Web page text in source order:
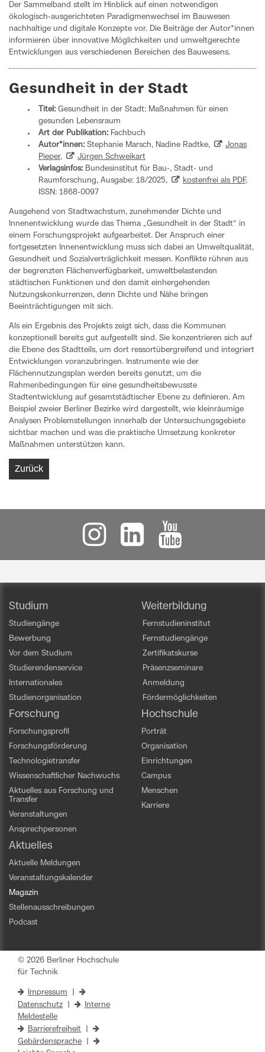
Der Sammelband stellt im Hinblick auf einen notwendigen
ökologisch-ausgerichteten Paradigmenwechsel im Bauwesen
nachhaltige und digitale Konzepte vor. Die Beiträge der Autor*innen
informieren über innovative Möglichkeiten und umweltgerechte
Entwicklungen aus verschiedenen Bereichen des Bauwesens.
Gesundheit in der Stadt
Titel: Gesundheit in der Stadt: Maßnahmen für einen
gesunden Lebensraum
Art der Publikation: Fachbuch
Autor*innen: Stephanie Marsch, Nadine Radtke,
Jonas
Pieper,
Jürgen Schweikart
Verlagsinfos: Bundesinstitut für Bau-, Stadt- und
Raumforschung, Ausgabe: 18/2025,
kostenfrei als PDF,
ISSN: 1868-0097
Ausgehend von Stadtwachstum, zunehmender Dichte und
Innenentwicklung wurde das Thema „Gesundheit in der Stadt“ in
einem Forschungsprojekt aufgearbeitet. Der Anspruch einer
fortgesetzten Innenentwicklung muss sich dabei an Umweltqualität,
Gesundheit und Sozialverträglichkeit messen. Konflikte rühren aus
der begrenzten Flächenverfügbarkeit, umweltbelastenden
städtischen Funktionen und den damit einhergehenden
Nutzungskonkurrenzen, denn Dichte und Nähe bringen
Beeinträchtigungen mit sich.
Als ein Ergebnis des Projekts zeigt sich, dass die Kommunen
konzeptionell bereits gut aufgestellt sind. Sie konzentrieren sich auf
die Ebene des Stadtteils, um dort ressortübergreifend und integriert
Entwicklungen voranzubringen. Instrumente wie der
Flächennutzungsplan werden bereits genutzt, um die
Rahmenbedingungen für eine gesundheitsbewusste
Stadtentwicklung auf gesamtstädtischer Ebene zu definieren. Am
Beispiel zweier Berliner Bezirke wird dargestellt, wie kleinräumige
Analysen Problemstellungen innerhalb der Untersuchungsgebiete
sichtbar machen und was die praktische Umsetzung konkreter
Maßnahmen unterstützen kann.
Zurück
Studium
Studiengänge
Bewerbung
Vor dem Studium
Studierendenservice
Internationales
Studienorganisation
Weiterbildung
Fernstudieninstitut
Fernstudiengänge
Zertifikatskurse
Präsenzseminare
Anmeldung
Fördermöglichkeiten
Forschung
Forschungsprofil
Forschungsförderung
Technologietransfer
Wissenschaftlicher Nachwuchs
Aktuelles aus Forschung und
Transfer
Veranstaltungen
Ansprechpersonen
Hochschule
Porträt
Organisation
Einrichtungen
Campus
Menschen
Karriere
Aktuelles
Aktuelle Meldungen
Veranstaltungskalender
Magazin
Stellenausschreibungen
Podcast
© 2026 Berliner Hochschule
für Technik
Impressum
Datenschutz
Interne
Meldestelle
Barrierefreiheit
Gebärdensprache